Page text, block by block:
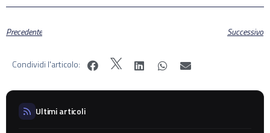
Precedente Successivo
Condividi l'articolo:
Ultimi articoli